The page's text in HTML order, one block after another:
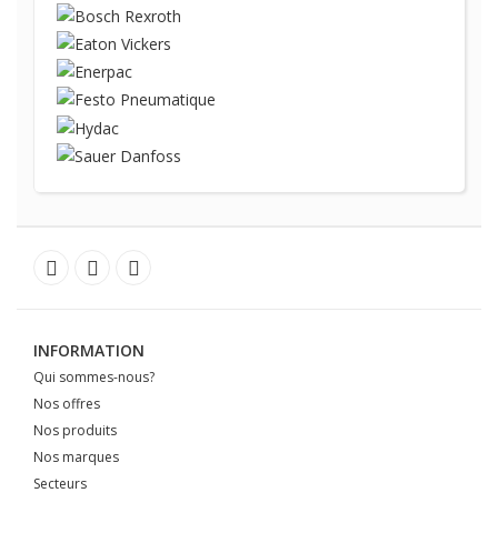
INFORMATION
Qui sommes-nous?
Nos offres
Nos produits
Nos marques
Secteurs